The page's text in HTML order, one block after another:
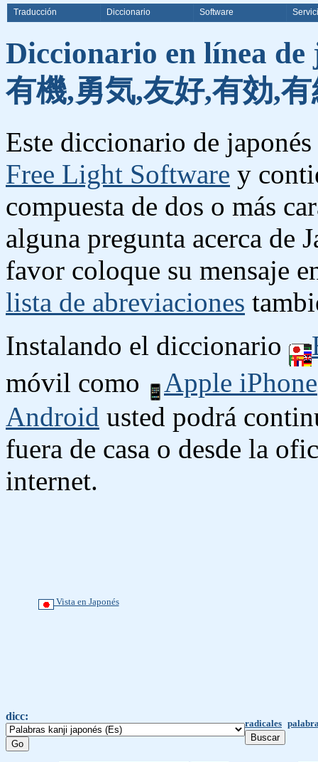
Traducción Diccionario Software
Diccionario en línea
有機,勇気,友好,有効,
Este diccionario de
Free Light Software y
compuesta de dos o más
alguna pregunta acerca de
favor coloque su mensaje
lista de abreviaciones
Instalando el diccionario
móvil como
Apple iPhone
Android usted podrá
fuera de casa o desde la
internet.
Vista en Japonés
dicc:
radicales